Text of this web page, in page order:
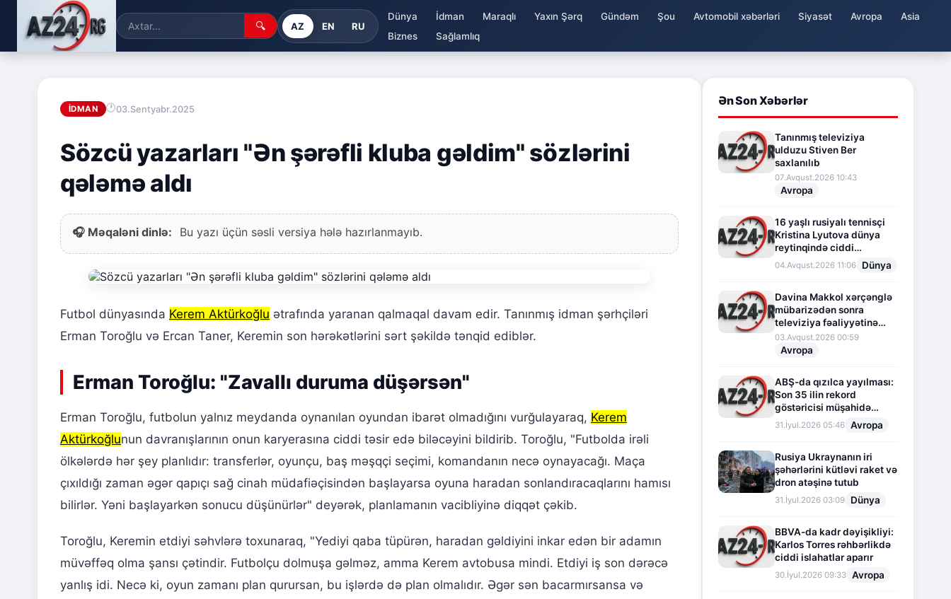
🔍 AZ EN RU
Dünya İdman Maraqlı Yaxın Şərq Gündəm Şou Avtomobil xəbərləri Siyasət Avropa
Asia
Biznes
Sağlamlıq
İDMAN 03.Sentyabr.2025
Sözcü yazarları "Ən şərəfli kluba gəldim" sözlərini
qələmə aldı
🎧 Məqaləni dinlə: Bu yazı üçün səsli versiya hələ hazırlanmayıb.
Futbol dünyasında Kerem Aktürkoğlu ətrafında yaranan qalmaqal davam edir. Tanınmış idman şərhçiləri
Erman Toroğlu və Ercan Taner, Keremin son hərəkətlərini sərt şəkildə tənqid ediblər.
Erman Toroğlu: "Zavallı duruma düşərsən"
Erman Toroğlu, futbolun yalnız meydanda oynanılan oyundan ibarət olmadığını vurğulayaraq, Kerem
Aktürkoğlunun davranışlarının onun karyerasına ciddi təsir edə biləcəyini bildirib. Toroğlu, "Futbolda irəli
ölkələrdə hər şey planlıdır: transferlər, oyunçu, baş məşqçi seçimi, komandanın necə oynayacağı. Maça
çıxıldığı zaman əgər qapıçı sağ cinah müdafiəçisindən başlayarsa oyuna haradan sonlandıracaqlarını hamısı
bilirlər. Yəni başlayarkən sonucu düşünürlər" deyərək, planlamanın vacibliyinə diqqət çəkib.
Toroğlu, Keremin etdiyi səhvlərə toxunaraq, "Yediyi qaba tüpürən, haradan gəldiyini inkar edən bir adamın
müvəffəq olma şansı çətindir. Futbolçu dolmuşa gəlməz, amma Kerem avtobusa mindi. Etdiyi iş son dərəcə
yanlış idi. Necə ki, oyun zamanı plan qurursan, bu işlərdə də plan olmalıdır. Əgər sən bacarmırsansa və
Ən Son Xəbərlər
Tanınmış televiziya
ulduzu Stiven Ber
saxlanılıb
07.Avqust.2026 10:43
Avropa
16 yaşlı rusiyalı tennisçi
Kristina Lyutova dünya
reytinqində ciddi
irəliləyişə imza atdı
04.Avqust.2026 11:06 Dünya
Davina Makkol xərçənglə
mübarizədən sonra
televiziya fəaliyyətinə
fasilə verir
03.Avqust.2026 00:59
Avropa
ABŞ-da qızılca yayılması:
Son 35 ilin rekord
göstəricisi müşahidə
olunur
31.İyul.2026 05:46 Avropa
Rusiya Ukraynanın iri
şəhərlərini kütləvi raket və
dron atəşinə tutub
31.İyul.2026 03:09 Dünya
BBVA-da kadr dəyişikliyi:
Karlos Torres rəhbərlikdə
ciddi islahatlar aparır
30.İyul.2026 09:33 Avropa